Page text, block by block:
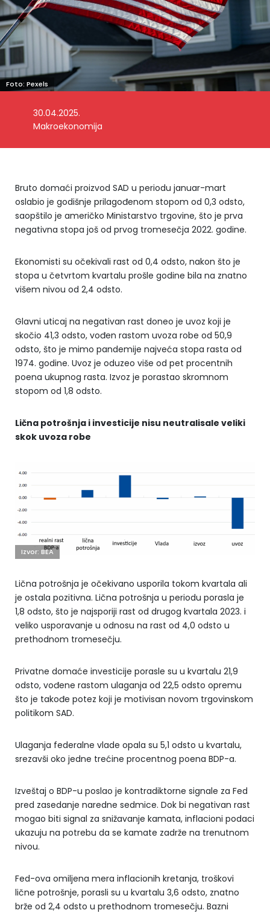
Foto: Pexels
30.04.2025.
Makroekonomija
Bruto domaći proizvod SAD u periodu januar-mart
oslabio je godišnje prilagođenom stopom od 0,3 odsto,
saopštilo je američko Ministarstvo trgovine, što je prva
negativna stopa još od prvog tromesečja 2022. godine.
Ekonomisti su očekivali rast od 0,4 odsto, nakon što je
stopa u četvrtom kvartalu prošle godine bila na znatno
višem nivou od 2,4 odsto.
Glavni uticaj na negativan rast doneo je uvoz koji je
skočio 41,3 odsto, vođen rastom uvoza robe od 50,9
odsto, što je mimo pandemije najveća stopa rasta od
1974. godine. Uvoz je oduzeo više od pet procentnih
poena ukupnog rasta. Izvoz je porastao skromnom
stopom od 1,8 odsto.
Lična potrošnja i investicije nisu neutralisale veliki
skok uvoza robe
Izvor: BEA
Lična potrošnja je očekivano usporila tokom kvartala ali
je ostala pozitivna. Lična potrošnja u periodu porasla je
1,8 odsto, što je najsporiji rast od drugog kvartala 2023. i
veliko usporavanje u odnosu na rast od 4,0 odsto u
prethodnom tromesečju.
Privatne domaće investicije porasle su u kvartalu 21,9
odsto, vođene rastom ulaganja od 22,5 odsto opremu
što je takođe potez koji je motivisan novom trgovinskom
politikom SAD.
Ulaganja federalne vlade opala su 5,1 odsto u kvartalu,
srezavši oko jedne trećine procentnog poena BDP-a.
Izveštaj o BDP-u poslao je kontradiktorne signale za Fed
pred zasedanje naredne sedmice. Dok bi negativan rast
mogao biti signal za snižavanje kamata, inflacioni podaci
ukazuju na potrebu da se kamate zadrže na trenutnom
nivou.
Fed-ova omiljena mera inflacionih kretanja, troškovi
lične potrošnje, porasli su u kvartalu 3,6 odsto, znatno
brže od 2,4 odsto u prethodnom tromesečju. Bazni